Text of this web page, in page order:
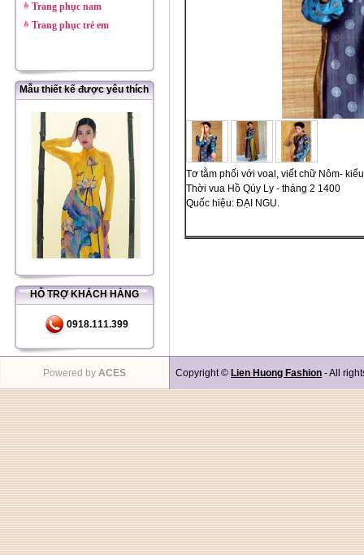
Trang phục nam
Trang phục trẻ em
Mẫu thiết kế được yêu thích
HỖ TRỢ KHÁCH HÀNG
0918.111.399
Tơ tằm phối với voal, viết chữ Nôm-
Thời vua Hồ Qúy Ly - tháng 2 1400
Quốc hiệu: ĐẠI NGU.
Powered by ACES Copyright © Lien Huong Fashion - All